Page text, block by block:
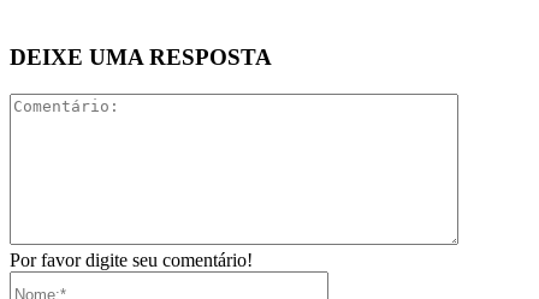
DEIXE UMA RESPOSTA
Por favor digite seu comentário!